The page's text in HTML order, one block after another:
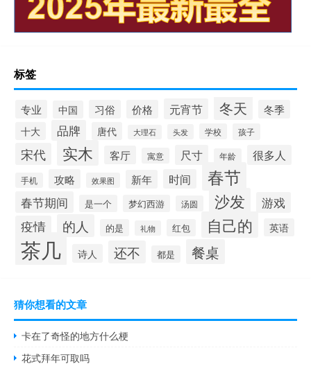
标签
专业 中国 习俗 价格 元宵节 冬天 冬季
十大 品牌 唐代 大理石 头发 学校 孩子
宋代 实木 客厅 寓意 尺寸 年龄 很多人
手机 攻略 效果图 新年 时间 春节
春节期间 是一个 梦幻西游 汤圆 沙发 游戏
疫情 的人 的是 礼物 红包 自己的 英语
茶几 诗人 还不 都是 餐桌
猜你想看的文章
卡在了奇怪的地方什么梗
花式拜年可取吗